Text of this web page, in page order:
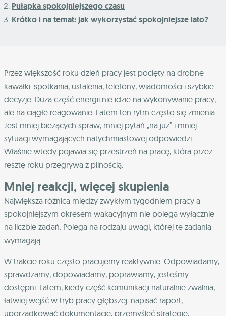
Pułapka spokojniejszego czasu
Krótko i na temat: jak wykorzystać spokojniejsze lato?
Przez większość roku dzień pracy jest pocięty na drobne
kawałki: spotkania, ustalenia, telefony, wiadomości i szybkie
decyzje. Duża część energii nie idzie na wykonywanie pracy,
ale na ciągłe reagowanie. Latem ten rytm często się zmienia.
Jest mniej bieżących spraw, mniej pytań „na już” i mniej
sytuacji wymagających natychmiastowej odpowiedzi.
Właśnie wtedy pojawia się przestrzeń na pracę, która przez
resztę roku przegrywa z pilnością.
Mniej reakcji, więcej skupienia
Największa różnica między zwykłym tygodniem pracy a
spokojniejszym okresem wakacyjnym nie polega wyłącznie
na liczbie zadań. Polega na rodzaju uwagi, której te zadania
wymagają.
W trakcie roku często pracujemy reaktywnie. Odpowiadamy,
sprawdzamy, dopowiadamy, poprawiamy, jesteśmy
dostępni. Latem, kiedy część komunikacji naturalnie zwalnia,
łatwiej wejść w tryb pracy głębszej: napisać raport,
uporządkować dokumentację, przemyśleć strategię,